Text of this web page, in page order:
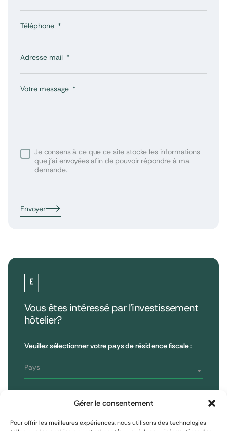
Gérer le consentement
Pour offrir les meilleures expériences, nous utilisons des technologies
Téléphone
Adresse mail
Votre message
Je consens à ce que ce site stocke les informations
que j’ai envoyées afin de pouvoir répondre à ma
demande.
Envoyer
Vous êtes intéressé par l’investissement
hôtelier?
Veuillez sélectionner votre pays de résidence fiscale :
Pays
75008 Paris, France
T : 01 53 96 52 50
S'inscrire à la newsletter
Reporting